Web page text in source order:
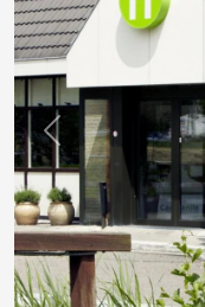
Zurück